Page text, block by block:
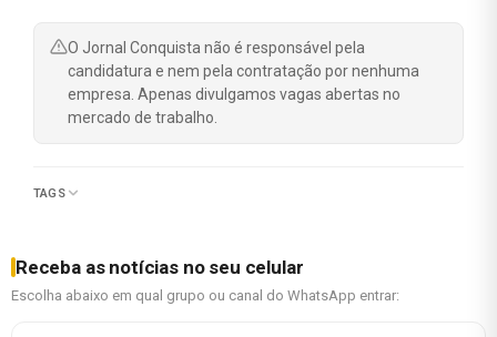
O Jornal Conquista não é responsável pela
candidatura e nem pela contratação por nenhuma
empresa. Apenas divulgamos vagas abertas no
mercado de trabalho.
TAGS
Receba as notícias no seu celular
Escolha abaixo em qual grupo ou canal do WhatsApp entrar: